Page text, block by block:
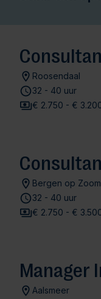
Roosendaal
32 - 40 uur
€ 2.750 - €
Bergen op Zoom
32 - 40 uur
€ 2.750 - €
Manager
Aalsmeer